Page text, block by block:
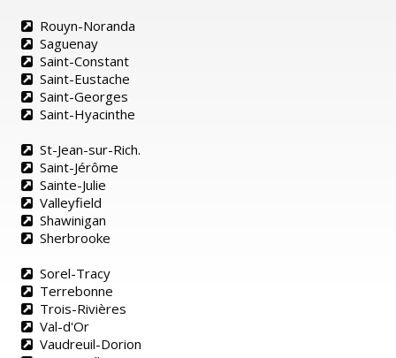
Rouyn-Noranda
Saguenay
Saint-Constant
Saint-Eustache
Saint-Georges
Saint-Hyacinthe
St-Jean-sur-Rich.
Saint-Jérôme
Sainte-Julie
Valleyfield
Shawinigan
Sherbrooke
Sorel-Tracy
Terrebonne
Trois-Rivières
Val-d'Or
Vaudreuil-Dorion